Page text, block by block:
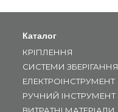
Каталог
КРІПЛЕННЯ
СИСТЕМИ ЗБЕРІГАННЯ
ЕЛЕКТРОІНСТРУМЕНТ
РУЧНИЙ ІНСТРУМЕНТ